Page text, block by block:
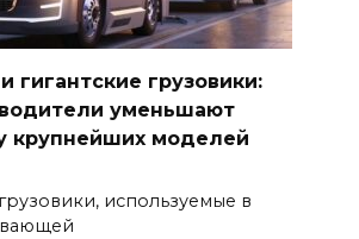
гигантские грузовики:
уменьшают
крупнейших моделей
используемые в